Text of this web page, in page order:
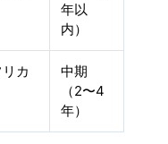
年以
内）
カ
中期
（2〜4
年）